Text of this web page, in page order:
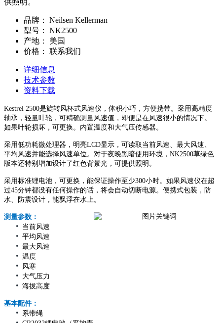
品牌：
Neilsen Kellerman
型号：
NK2500
产地：
美国
价格：
联系我们
详细信息
技术参数
资料下载
Kestrel 2500是旋转风杯式风速仪，体积小巧，方便携带。采用高精度
轴承，轻量叶轮，可精确测量风速值，即便是在风速很小的情况下。
如果叶轮损坏，可更换。内置温度和大气压传感器。
采用低功耗微处理器，明亮LCD显示，可读取当前风速、最大风速、
平均风速并能选择风速单位。对于夜晚黑暗使用环境，NK2500草绿色
版本还特别增加设计了红色背景光，可提供照明。
采用标准锂电池，可更换，能保证操作至少300小时。如果风速仪在超
过45分钟都没有任何操作的话，将会自动切断电源。便携式包装，防
水、防震设计，能飘浮在水上。
测量参数：
• 当前风速
• 平均风速
• 最大风速
• 温度
• 风寒
• 大气压力
• 海拔高度
基本配件：
• 系带绳